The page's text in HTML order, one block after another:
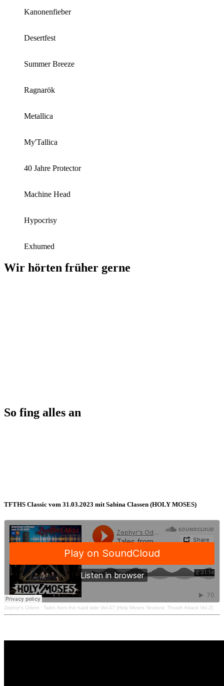
Kanonenfieber
Desertfest
Summer Breeze
Ragnarök
Metallica
My'Tallica
40 Jahre Protector
Machine Head
Hypocrisy
Exhumed
Wir hörten früher gerne
So fing alles an
TFTHS Classic vom 31.03.2023 mit Sabina Classen (HOLY MOSES)
Zephyr's Odem · Tales from the hard side Vol.47 [Holy Moses Teutonic Thrash Attack Vol.2]